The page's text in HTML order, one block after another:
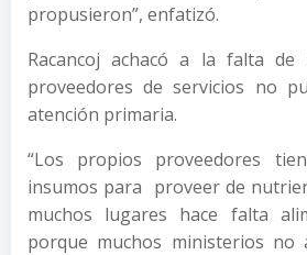
propusieron”, enfatizó.
Racancoj achacó a la falta
proveedores de servicios no
atención primaria.
“Los propios proveedores
insumos para proveer de
muchos lugares hace falta
porque muchos ministerios no